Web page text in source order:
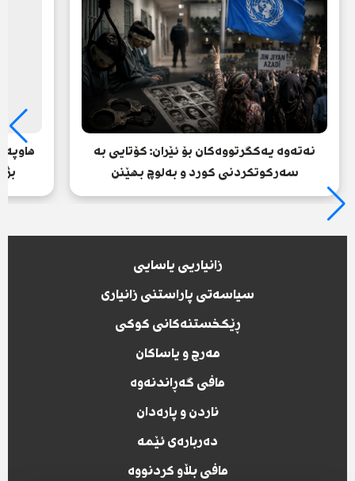
نەتەوە یەکگرتووەکان بۆ ئێران: کۆتایی بە
سەرکوتکردنی کورد و بەلوچ بهێنن
زانیاریی یاسایی
سیاسەتی پاراستنی زانیاری
ڕێکخستنەکانی کوکی
مەرج و یاساکان
مافی گەڕاندنەوە
ناردن و پارەدان
دەربارەی ئێمە
مافی بڵاو کردنووە